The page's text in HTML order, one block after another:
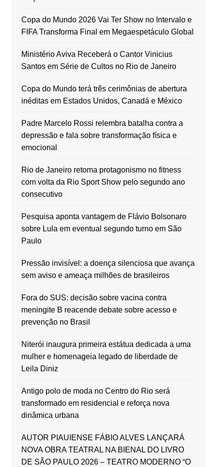
Copa do Mundo 2026 Vai Ter Show no Intervalo e
FIFA Transforma Final em Megaespetáculo Global
Ministério Aviva Receberá o Cantor Vinicius
Santos em Série de Cultos no Rio de Janeiro
Copa do Mundo terá três cerimônias de abertura
inéditas em Estados Unidos, Canadá e México
Padre Marcelo Rossi relembra batalha contra a
depressão e fala sobre transformação física e
emocional
Rio de Janeiro retoma protagonismo no fitness
com volta da Rio Sport Show pelo segundo ano
consecutivo
Pesquisa aponta vantagem de Flávio Bolsonaro
sobre Lula em eventual segundo turno em São
Paulo
Pressão invisível: a doença silenciosa que avança
sem aviso e ameaça milhões de brasileiros
Fora do SUS: decisão sobre vacina contra
meningite B reacende debate sobre acesso e
prevenção no Brasil
Niterói inaugura primeira estátua dedicada a uma
mulher e homenageia legado de liberdade de
Leila Diniz
Antigo polo de moda no Centro do Rio será
transformado em residencial e reforça nova
dinâmica urbana
AUTOR PIAUIENSE FÁBIO ALVES LANÇARÁ
NOVA OBRA TEATRAL NA BIENAL DO LIVRO
DE SÃO PAULO 2026 – TEATRO MODERNO “O